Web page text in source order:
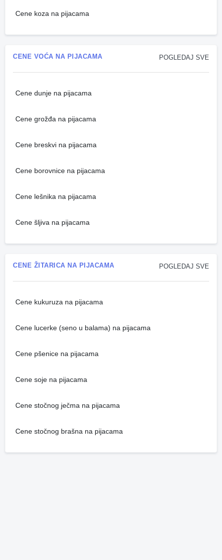
Cene koza na pijacama
POGLEDAJ SVE
CENE VOĆA NA PIJACAMA
Cene dunje na pijacama
Cene grožđa na pijacama
Cene breskvi na pijacama
Cene borovnice na pijacama
Cene lešnika na pijacama
Cene šljiva na pijacama
POGLEDAJ SVE
CENE ŽITARICA NA PIJACAMA
Cene kukuruza na pijacama
Cene lucerke (seno u balama) na pijacama
Cene pšenice na pijacama
Cene soje na pijacama
Cene stočnog ječma na pijacama
Cene stočnog brašna na pijacama